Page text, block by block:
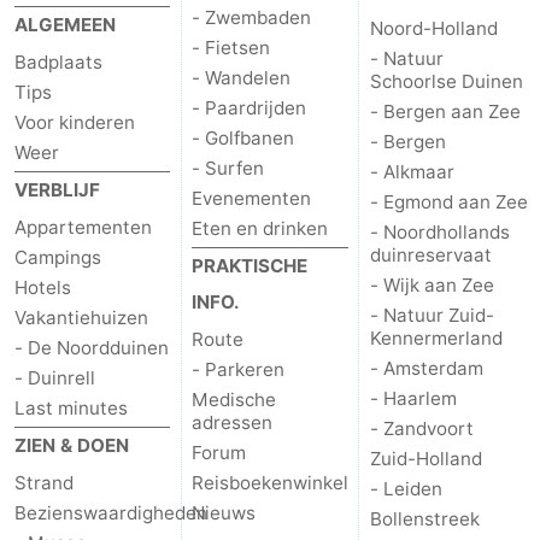
Rondvaarten
-
Speeltuinen
-
Binnenspeeltuinen
-
Experiences
Wellness
centra
Dorpen
Steden
Sporten
-
Fietsen
-
ALGEMEEN
Badplaats
Tips
Voor kinderen
Weer
VERBLIJF
Appartementen
Campings
Hotels
Vakantiehuizen
- De Noordduinen
- Duinrell
Last minutes
ZIEN & DOEN
Strand
Bezienswaardigheden
- Zwembaden
- Fietsen
- Wandelen
- Paardrijden
- Golfbanen
- Surfen
Evenementen
Eten en drinken
PRAKTISCHE
INFO.
Route
- Parkeren
Medische
adressen
Forum
Reisboekenwinkel
Nieuws
Noord-Holland
- Natuur
Schoorlse Duinen
- Bergen aan Zee
- Bergen
- Alkmaar
- Egmond aan Zee
- Noordhollands
duinreservaat
- Wijk aan Zee
- Natuur Zuid-
Kennermerland
- Amsterdam
- Haarlem
- Zandvoort
Zuid-Holland
- Leiden
Bollenstreek